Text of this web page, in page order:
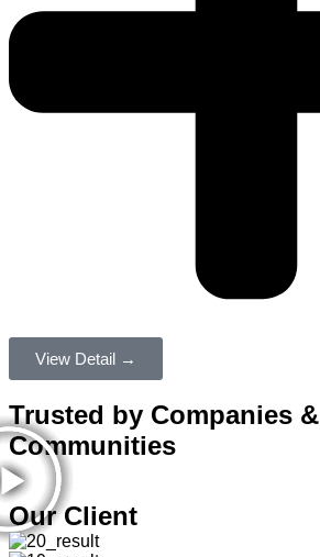
View Detail →
Trusted by Companies &
Communities
Our Client